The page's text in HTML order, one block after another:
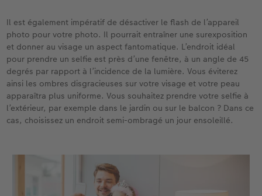
Accessoires
CEWE myPhotos
Accessoires
Nouveautés
Il est également impératif de désactiver le flash de l’appareil
photo pour votre photo. Il pourrait entraîner une surexposition
et donner au visage un aspect fantomatique. L’endroit idéal
pour prendre un selfie est près d’une fenêtre, à un angle de 45
degrés par rapport à l’incidence de la lumière. Vous éviterez
ainsi les ombres disgracieuses sur votre visage et votre peau
apparaîtra plus uniforme. Vous souhaitez prendre votre selfie à
l’extérieur, par exemple dans le jardin ou sur le balcon ? Dans ce
cas, choisissez un endroit semi-ombragé un jour ensoleillé.